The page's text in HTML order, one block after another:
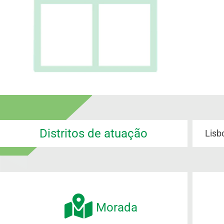
Distritos de atuação
Morada